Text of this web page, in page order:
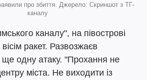
про збиття. Джерело: Скриншот з ТГ-
каналу
каналу", на півострові
ракет. Развозжаєв
одну атаку. "Прохання не
міста. Не виходити із